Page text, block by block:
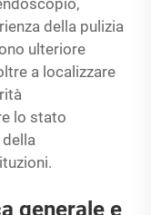
della pulizia
ulteriore
a localizzare
lo stato
generale e